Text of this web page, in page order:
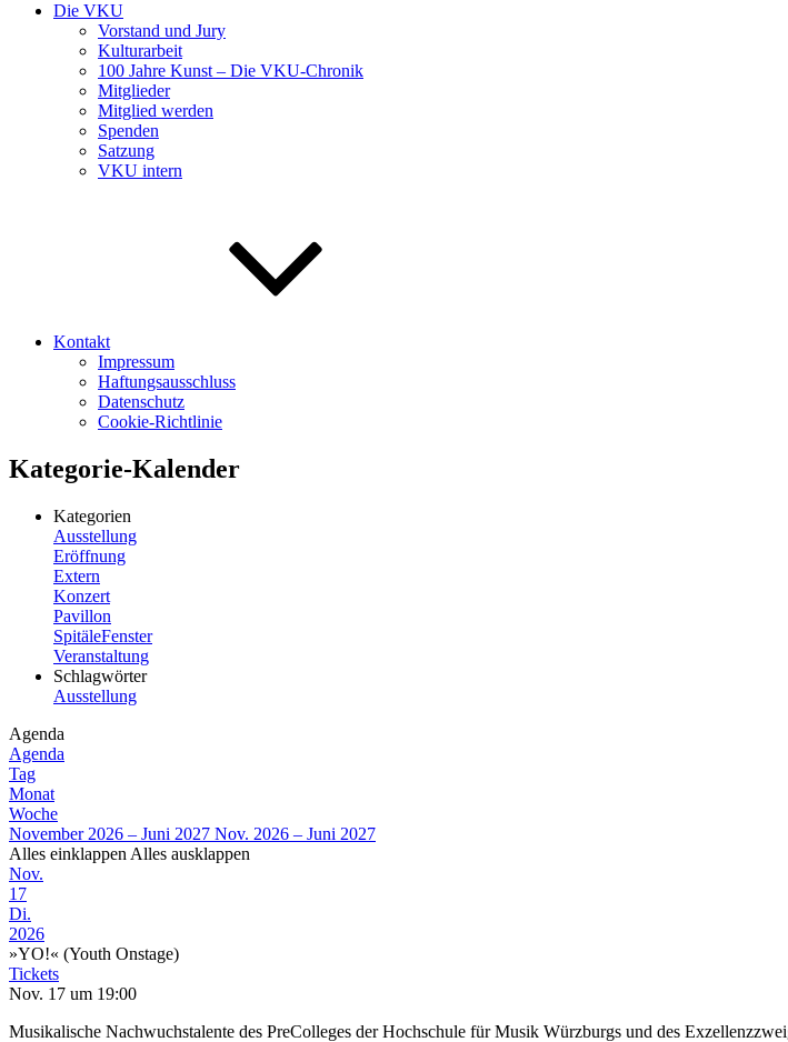
Die VKU
Vorstand und Jury
Kulturarbeit
100 Jahre Kunst – Die VKU-Chronik
Mitglieder
Mitglied werden
Spenden
Satzung
VKU intern
Kontakt
Impressum
Haftungsausschluss
Datenschutz
Cookie-Richtlinie
Kategorie-Kalender
Kategorien
Ausstellung
Eröffnung
Extern
Konzert
Pavillon
SpitäleFenster
Veranstaltung
Schlagwörter
Ausstellung
Agenda
Agenda
Tag
Monat
Woche
November 2026 – Juni 2027 Nov. 2026 – Juni 2027
Alles einklappen Alles ausklappen
Nov.
17
Di.
2026
»YO!« (Youth Onstage)
Tickets
Nov. 17 um 19:00
Musikalische Nachwuchstalente des PreColleges der Hochschule für Musik Würzburgs und des